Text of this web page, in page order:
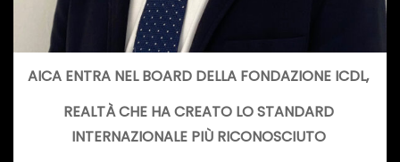
AICA ENTRA NEL BOARD DELLA FONDAZIONE ICDL,
REALTÀ CHE HA CREATO LO STANDARD
INTERNAZIONALE PIÙ RICONOSCIUTO